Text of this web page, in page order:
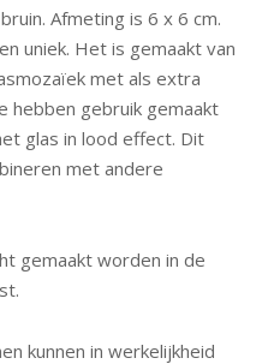
Afmeting is 6 x 6 cm.
uniek. Het is gemaakt van
met als extra
hebben gebruik gemaakt
glas in lood effect. Dit
met andere
gemaakt worden in de
kunnen in werkelijkheid